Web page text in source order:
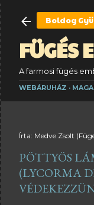
FÜGÉS
A farmosi fügés
Boldog
WEBÁRUHÁZ
Írta: Medve Zsolt
PÖTTYÖS
(LYCORMA